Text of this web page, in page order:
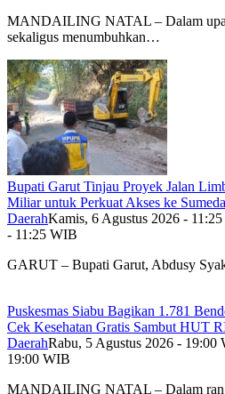
MANDAILING NATAL – Dalam
sekaligus menumbuhkan…
Bupati Garut Tinjau Proyek Jalan
Miliar untuk Perkuat Akses ke
DaerahKamis, 6 Agustus 2026 -
- 11:25 WIB
GARUT – Bupati Garut, Abdusy
Puskesmas Siabu Bagikan 1.781
Cek Kesehatan Gratis Sambut HUT
DaerahRabu, 5 Agustus 2026 - 19:00
19:00 WIB
MANDAILING NATAL – Dalam